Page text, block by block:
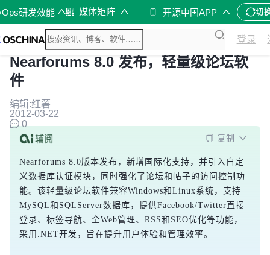
研发效能 媒体矩阵 开源中国APP 切
登录
Nearforums 8.0 发布，轻量级论坛软
件
编辑:红薯
2012-03-22
0
复制
Nearforums 8.0版本发布，新增国际化支持，并引入自定
义数据库认证模块，同时强化了论坛和帖子的访问控制功
能。该轻量级论坛软件兼容Windows和Linux系统，支持
MySQL和SQLServer数据库，提供Facebook/Twitter直接
登录、标签导航、全Web管理、RSS和SEO优化等功能，
采用.NET开发，旨在提升用户体验和管理效率。